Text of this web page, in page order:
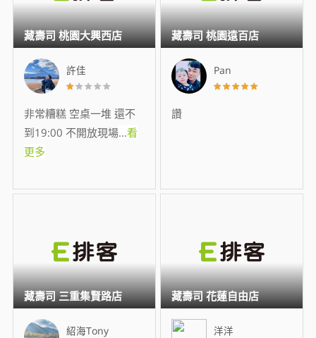
許佳
非常糟糕 空桌一堆 還不
到19:00 不開放現場...看
更多
藏壽司 桃園大興西店
Pan
讚
藏壽司 桃園遠百店
紹海Tony
藏壽司 三重集賢路店
洋洋
藏壽司 花蓮自由店